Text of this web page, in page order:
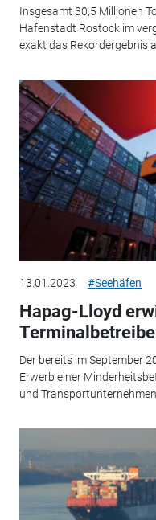
Insgesamt 30,5 Millionen
Hafenstadt Rostock im
exakt das Rekordergebnis
13.01.2023 #Seehäfen
Hapag-Lloyd
Der bereits im September
Erwerb einer
und